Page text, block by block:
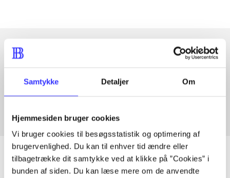
Samtykke Detaljer Om
Hjemmesiden bruger cookies
Vi bruger cookies til besøgsstatistik og optimering af
brugervenlighed. Du kan til enhver tid ændre eller
tilbagetrække dit samtykke ved at klikke på ”Cookies” i
bunden af siden. Du kan læse mere om de anvendte